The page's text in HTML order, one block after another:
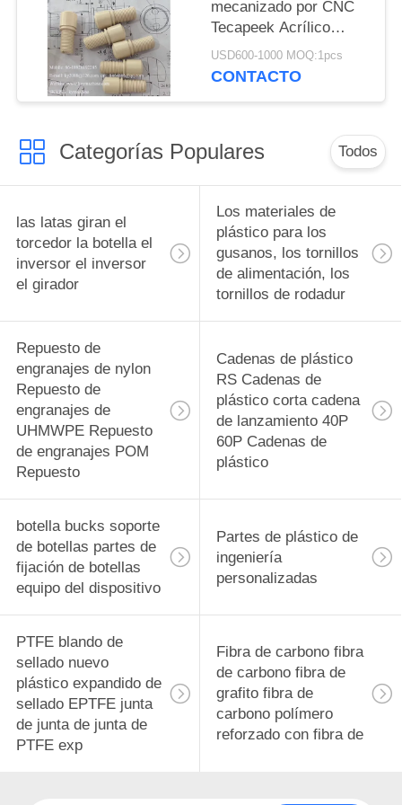
Tecapeek Tecapeek
Tecapeek Tecapeek
Tecapeek Tecapeek
Tecapeek Tecapeek
Tecapeek Tecapeek
Tecapeek Tecapeek
Tecapeek Tecapeek
Tecapeek Tecapeek
Tecapeek Tecapeek
Tecapeek Tecapeek
Tecapeek Tecap
mecanizado por CNC
Tecapeek Acrílico
PMMA PVC POM ABS
Nylon PEEK Partes de
fabricante China
fábrica China productor
USD600-1000 MOQ:1pcs
CONTACTO
Categorías Populares Todos
las latas giran el
torcedor la botella el
inversor el inversor
el girador
Los materiales de
plástico para los
gusanos, los tornillos
de alimentación, los
tornillos de rodadur
Repuesto de
engranajes de nylon
Repuesto de
engranajes de
UHMWPE Repuesto
de engranajes POM
Repuesto
Cadenas de plástico
RS Cadenas de
plástico corta cadena
de lanzamiento 40P
60P Cadenas de
plástico
botella bucks soporte
de botellas partes de
fijación de botellas
equipo del dispositivo
Partes de plástico de
ingeniería
personalizadas
PTFE blando de
sellado nuevo
plástico expandido de
sellado EPTFE junta
de junta de junta de
PTFE exp
Fibra de carbono fibra
de carbono fibra de
grafito fibra de
carbono polímero
reforzado con fibra de